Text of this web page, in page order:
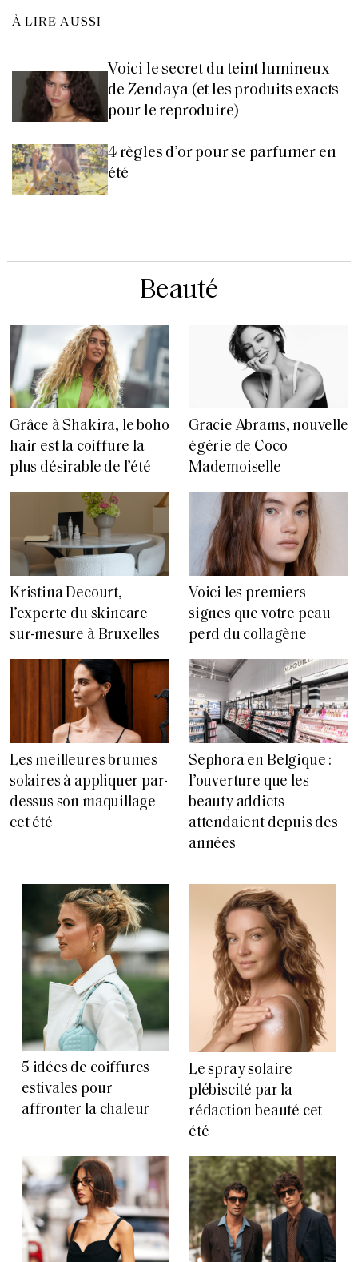
À LIRE AUSSI
Voici le secret du teint lumineux
de Zendaya (et les produits exacts
pour le reproduire)
4 règles d’or pour se parfumer en
été
Beauté
Grâce à Shakira, le boho
hair est la coiffure la
plus désirable de l’été
Gracie Abrams, nouvelle
égérie de Coco
Mademoiselle
Kristina Decourt,
l’experte du skincare
sur-mesure à Bruxelles
Voici les premiers
signes que votre peau
perd du collagène
Les meilleures brumes
solaires à appliquer par-
dessus son maquillage
cet été
Sephora en Belgique :
l’ouverture que les
beauty addicts
attendaient depuis des
années
5 idées de coiffures
estivales pour
affronter la chaleur
Le spray solaire
plébiscité par la
rédaction beauté cet
été